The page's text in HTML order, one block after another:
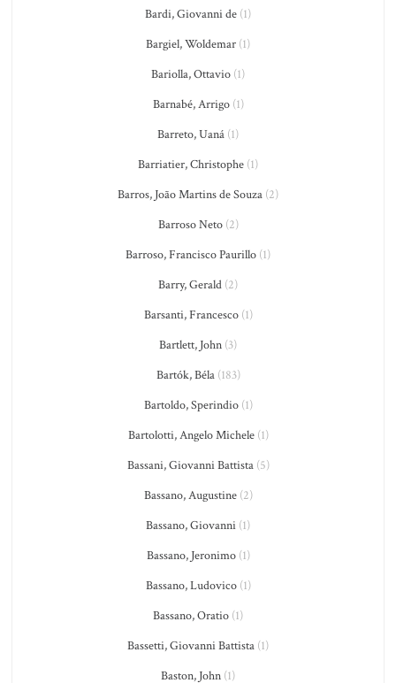
Bardi, Giovanni de (1)
Bargiel, Woldemar (1)
Bariolla, Ottavio (1)
Barnabé, Arrigo(1)
Barreto, Uaná (1)
Barriatier, Christophe (1)
Barros, João Martins de Souza (2)
Barroso Neto(2)
Barroso, Francisco Paurillo (1)
Barry, Gerald (2)
Barsanti, Francesco(1)
Bartlett, John (3)
Bartók, Béla(183)
Bartoldo, Sperindio(1)
Bartolotti, Angelo Michele(1)
Bassani, Giovanni Battista(5)
Bassano, Augustine(2)
Bassano, Giovanni (1)
Bassano, Jeronimo(1)
Bassano, Ludovico(1)
Bassano, Oratio (1)
Bassetti, Giovanni Battista (1)
Baston, John (1)